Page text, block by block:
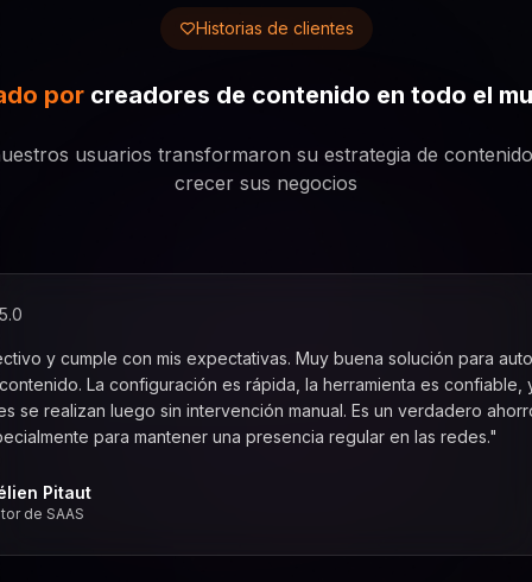
Historias de clientes
por creadores de contenido en todo el
usuarios transformaron su estrategia de
crecer sus negocios
y cumple con mis expectativas. Muy buena solución para
La configuración es rápida, la herramienta es confiable,
se realizan luego sin intervención manual. Es un verdadero
para mantener una presencia regular en las redes."
Pitaut
de SAAS